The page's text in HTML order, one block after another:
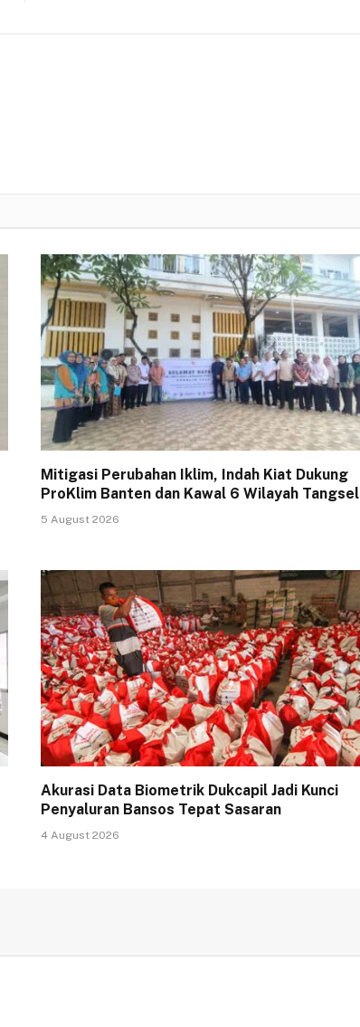
Mitigasi Perubahan Iklim, Indah Kiat Dukung
ProKlim Banten dan Kawal 6 Wilayah Tangsel
5 August 2026
Akurasi Data Biometrik Dukcapil Jadi Kunci
Penyaluran Bansos Tepat Sasaran
4 August 2026